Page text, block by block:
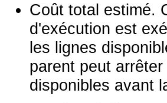
Coût total estimé.
d'exécution est
les lignes
parent peut
disponibles avant